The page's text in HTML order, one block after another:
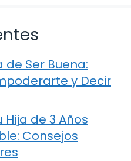
Ser Buena:
y Decir
de 3 Años
Consejos